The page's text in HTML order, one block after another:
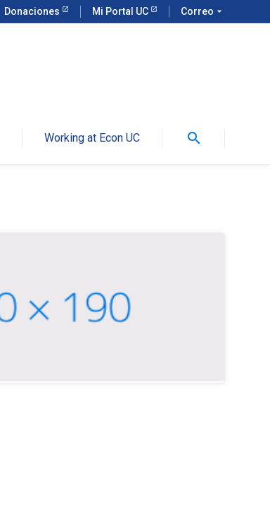
Donaciones Mi Portal UC Correo arrow_drop_down
Working at Econ UC search